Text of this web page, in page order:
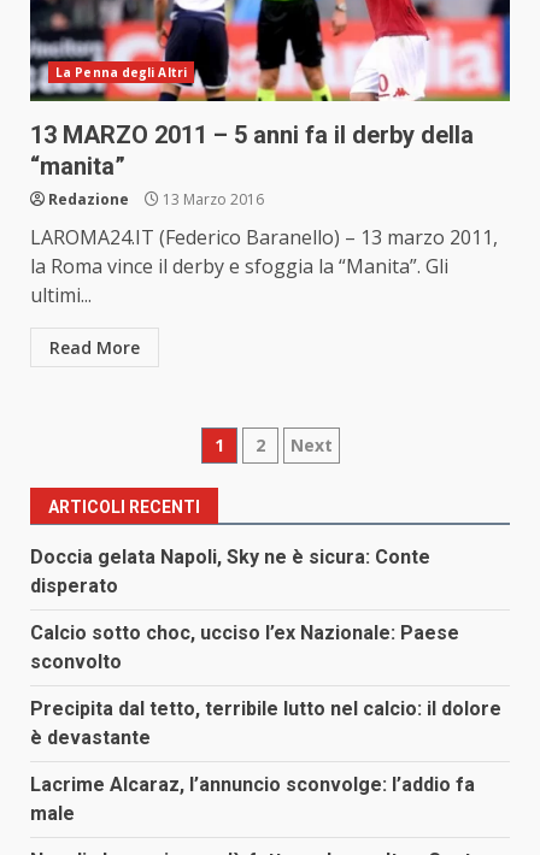
La Penna degli Altri
13 MARZO 2011 – 5 anni fa il derby della
“manita”
Redazione 13 Marzo 2016
LAROMA24.IT (Federico Baranello) – 13 marzo 2011,
la Roma vince il derby e sfoggia la “Manita”. Gli
ultimi...
Read More
Paginazione
degli
articoli
1 2 Next
ARTICOLI RECENTI
Doccia gelata Napoli, Sky ne è sicura: Conte
disperato
Calcio sotto choc, ucciso l’ex Nazionale: Paese
sconvolto
Precipita dal tetto, terribile lutto nel calcio: il dolore
è devastante
Lacrime Alcaraz, l’annuncio sconvolge: l’addio fa
male